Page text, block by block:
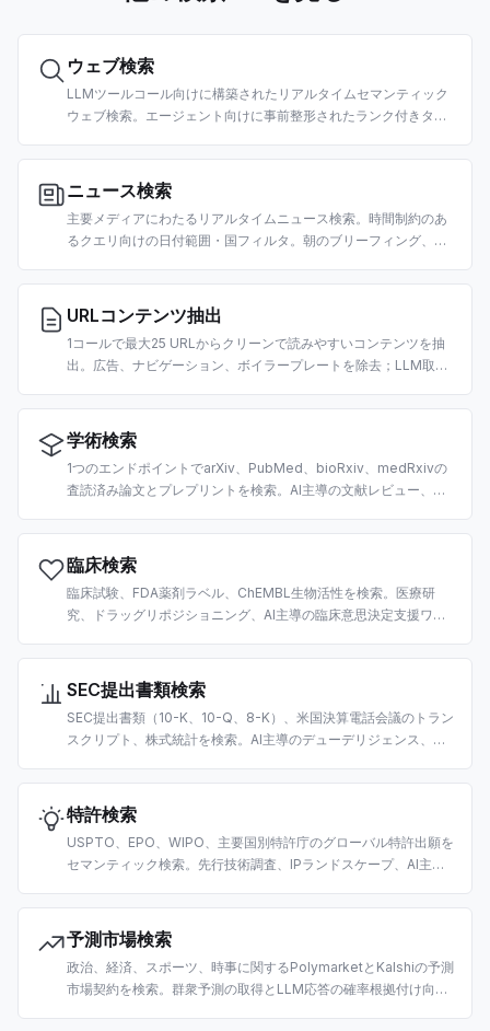
ウェブ検索
LLMツールコール向けに構築されたリアルタイムセマンティック
ウェブ検索。エージェント向けに事前整形されたランク付きタイ
タ対応。
ニュース検索
主要メディアにわたるリアルタイムニュース検索。時間制約のあ
るクエリ向けの日付範囲・国フィルタ。朝のブリーフィング、市
URLコンテンツ抽出
1コールで最大25 URLからクリーンで読みやすいコンテンツを抽
出。広告、ナビゲーション、ボイラープレートを除去；LLM取り
ット。
学術検索
1つのエンドポイントでarXiv、PubMed、bioRxiv、medRxivの
査読済み論文とプレプリントを検索。AI主導の文献レビュー、科
臨床検索
臨床試験、FDA薬剤ラベル、ChEMBL生物活性を検索。医療研
究、ドラッグリポジショニング、AI主導の臨床意思決定支援ワー
SEC提出書類検索
SEC提出書類（10-K、10-Q、8-K）、米国決算電話会議のトラン
スクリプト、株式統計を検索。AI主導のデューデリジェンス、フ
特許検索
USPTO、EPO、WIPO、主要国別特許庁のグローバル特許出願を
セマンティック検索。先行技術調査、IPランドスケープ、AI主導
予測市場検索
政治、経済、スポーツ、時事に関するPolymarketとKalshiの予測
市場契約を検索。群衆予測の取得とLLM応答の確率根拠付け向け